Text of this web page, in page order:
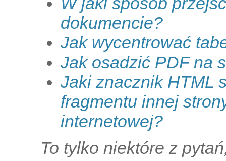
dokumencie?
Jak wycentrować
Jak osadzić PDF na
Jaki znacznik HTML
fragmentu innej
internetowej?
To tylko niektóre z